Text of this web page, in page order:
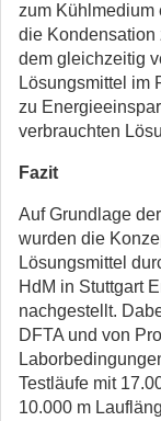
zum Kühlmedium
die Kondensation
dem gleichzeitig
Lösungsmittel im
zu
verbrauchten
Fazit
Auf Grundlage
wurden die
Lösungsmittel
HdM in Stuttgart
nachgestellt.
DFTA und von
Testläufe mit
10.000 m